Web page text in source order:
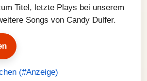
Titel, letzte Plays bei unserem
Songs von Candy Dulfer.
(#Anzeige)